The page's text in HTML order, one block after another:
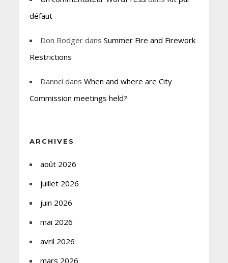
défaut
Don Rodgerdans Summer Fire and Firework
Restrictions
Dannci dans When and where are City
Commission meetings held?
ARCHIVES
août 2026
juillet 2026
juin 2026
mai 2026
avril 2026
mars 2026